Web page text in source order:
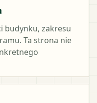
budynku, zakresu
Ta strona nie